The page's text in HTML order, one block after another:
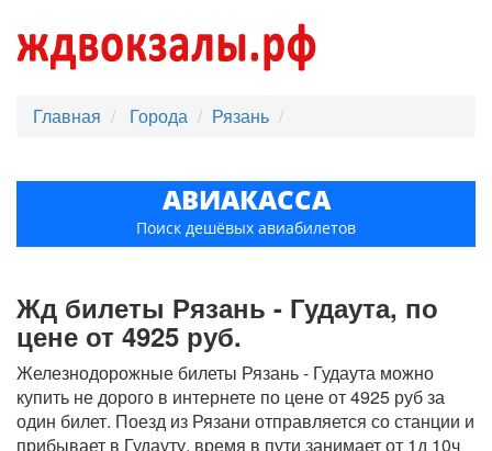
Главная Города Рязань
АВИАКАССА
Поиск дешёвых авиабилетов
Жд билеты Рязань - Гудаута, по
цене от 4925 руб.
Железнодорожные билеты Рязань - Гудаута можно
купить не дорого в интернете по цене от 4925 руб за
один билет. Поезд из Рязани отправляется со станции и
прибывает в Гудауту, время в пути занимает от 1д 10ч